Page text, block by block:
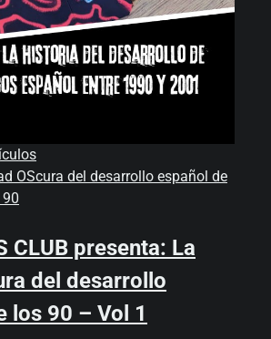
OScura del desarrollo español de
CLUB presenta: La
del desarrollo
los 90 – Vol 1